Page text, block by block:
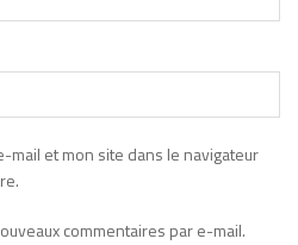
mail et mon site dans le navigateur
commentaires par e-mail.